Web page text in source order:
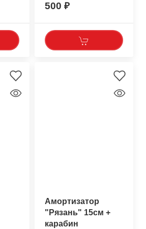
500
Амортизатор
"Рязань" 15см +
карабин